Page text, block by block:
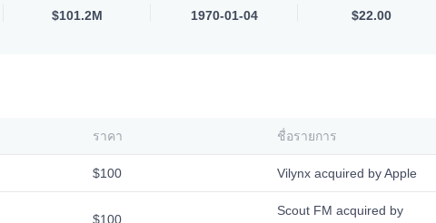
$101.2M 1970-01-04 $22.00
ราคา ชื่อรายการ
$100 Vilynx acquired by Apple
$100
Scout FM acquired by